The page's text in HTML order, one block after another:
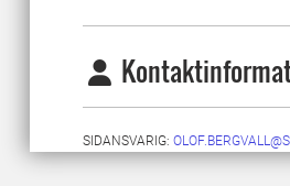
SIDANSVARIG: